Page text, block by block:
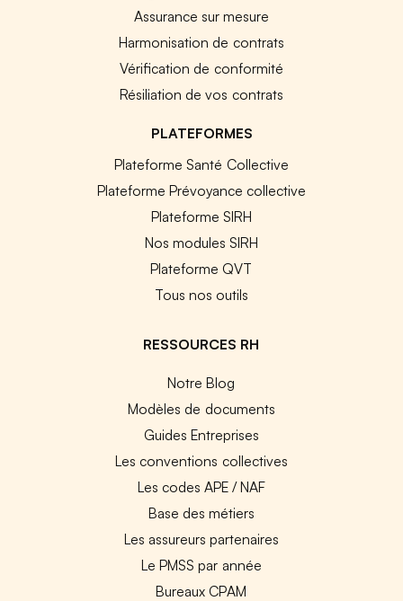
Assurance sur mesure
Harmonisation de contrats
Vérification de conformité
Résiliation de vos contrats
PLATEFORMES
Plateforme Santé Collective
Plateforme Prévoyance collective
Plateforme SIRH
Nos modules SIRH
Plateforme QVT
Tous nos outils
RESSOURCES RH
Notre Blog
Modèles de documents
Guides Entreprises
Les conventions collectives
Les codes APE / NAF
Base des métiers
Les assureurs partenaires
Le PMSS par année
Bureaux CPAM